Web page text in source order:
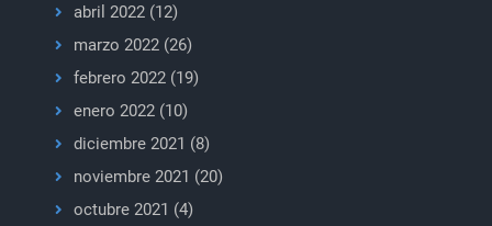
abril 2022(12)
marzo 2022(26)
febrero 2022(19)
enero 2022(10)
diciembre 2021 (8)
noviembre 2021 (20)
octubre 2021 (4)